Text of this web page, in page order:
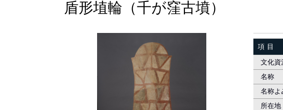
盾形埴輪（千が窪古墳）
項目
文化資
名称
名称よ
所在地